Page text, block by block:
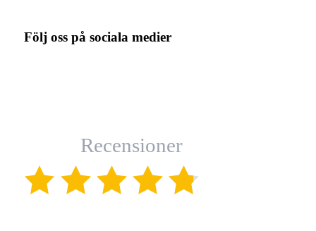
Följ oss på sociala medier
Recensioner